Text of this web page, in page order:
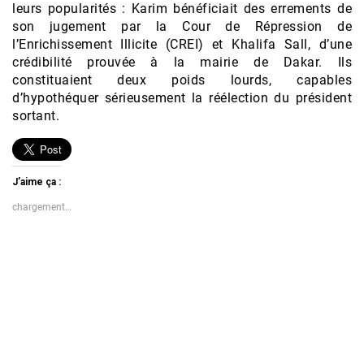
leurs popularités : Karim bénéficiait des errements de
son jugement par la Cour de Répression de
l’Enrichissement Illicite (CREI) et Khalifa Sall, d’une
crédibilité prouvée à la mairie de Dakar. Ils
constituaient deux poids lourds, capables
d’hypothéquer sérieusement la réélection du président
sortant.
J’aime ça :
chargement…